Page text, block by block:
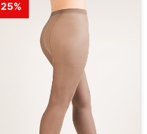
25%